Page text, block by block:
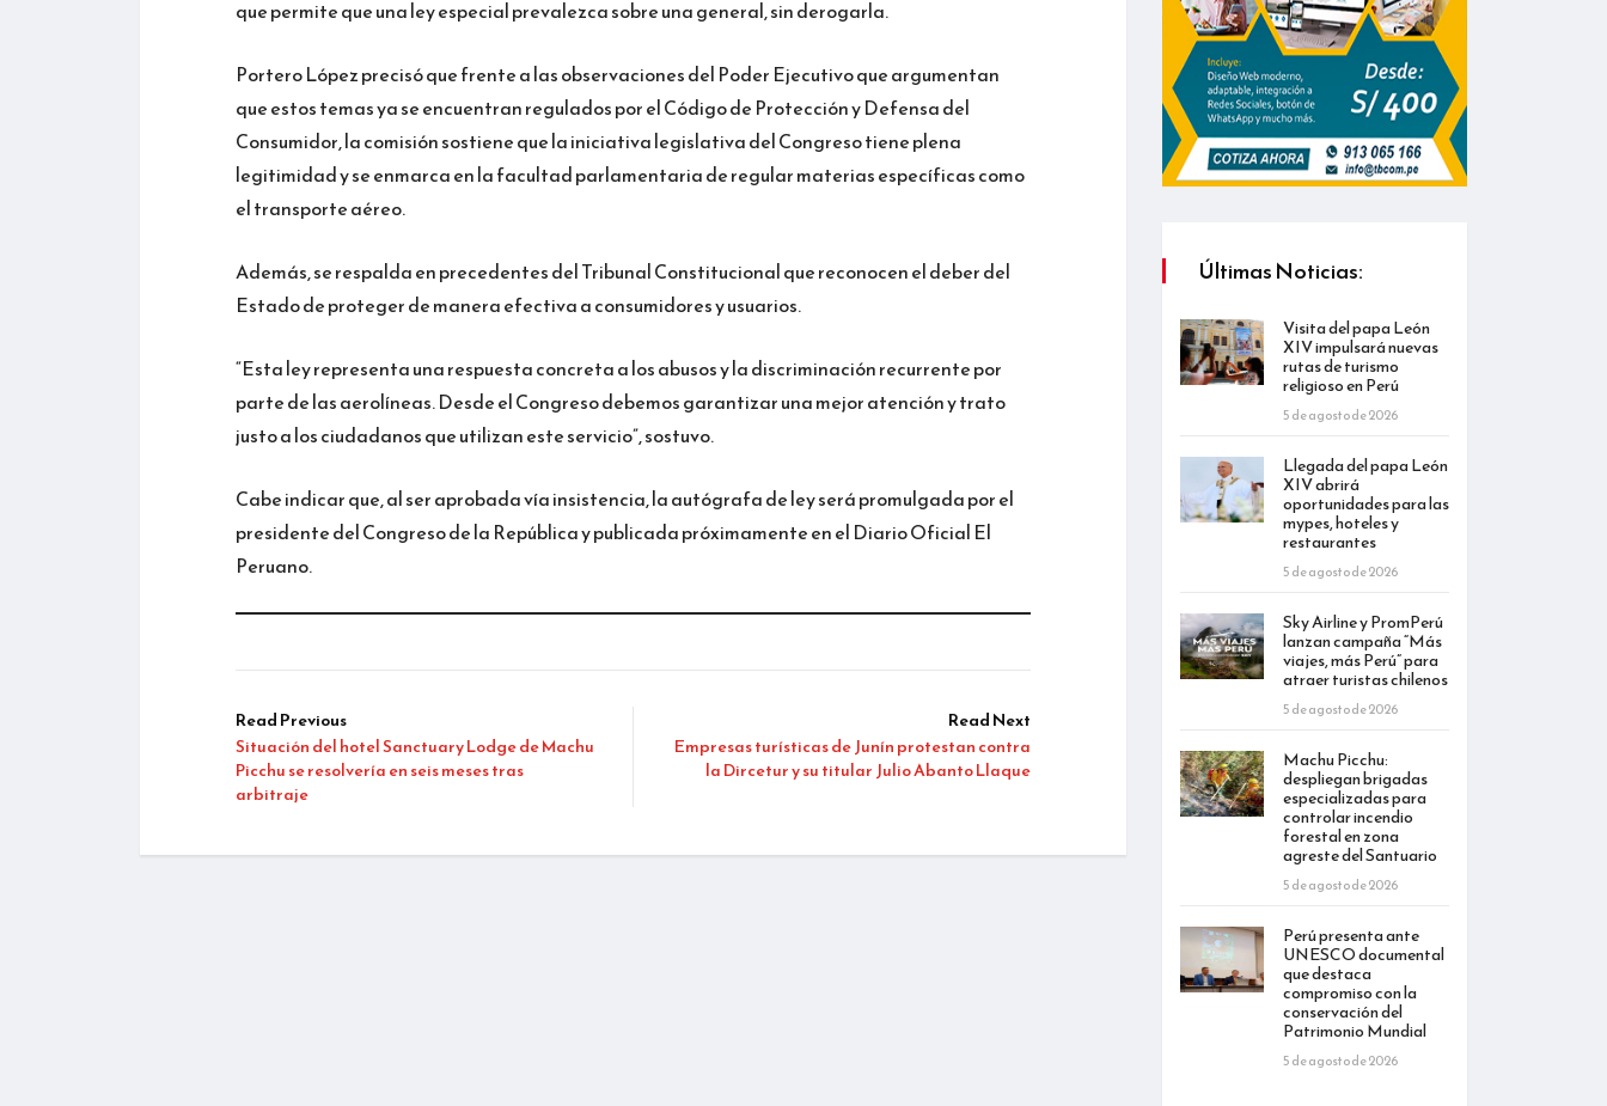
que permite que una ley especial prevalezca sobre una general, sin derogarla.
Portero López precisó que frente a las observaciones del Poder Ejecutivo que argumentan
que estos temas ya se encuentran regulados por el Código de Protección y Defensa del
Consumidor, la comisión sostiene que la iniciativa legislativa del Congreso tiene plena
legitimidad y se enmarca en la facultad parlamentaria de regular materias específicas como
el transporte aéreo.
Además, se respalda en precedentes del Tribunal Constitucional que reconocen el deber del
Estado de proteger de manera efectiva a consumidores y usuarios.
“Esta ley representa una respuesta concreta a los abusos y la discriminación recurrente por
parte de las aerolíneas. Desde el Congreso debemos garantizar una mejor atención y trato
justo a los ciudadanos que utilizan este servicio”, sostuvo.
Cabe indicar que, al ser aprobada vía insistencia, la autógrafa de ley será promulgada por el
presidente del Congreso de la República y publicada próximamente en el Diario Oficial El
Peruano.
Read Previous
Situación del hotel Sanctuary Lodge de Machu
Picchu se resolvería en seis meses tras
arbitraje
Read Next
Empresas turísticas de Junín protestan contra
la Dircetur y su titular Julio Abanto Llaque
Últimas Noticias:
Visita del papa León
XIV impulsará nuevas
rutas de turismo
religioso en Perú
5 de agosto de 2026
Llegada del papa León
XIV abrirá
oportunidades para las
mypes, hoteles y
restaurantes
5 de agosto de 2026
Sky Airline y PromPerú
lanzan campaña “Más
viajes, más Perú” para
atraer turistas chilenos
5 de agosto de 2026
Machu Picchu:
despliegan brigadas
especializadas para
controlar incendio
forestal en zona
agreste del Santuario
5 de agosto de 2026
Perú presenta ante
UNESCO documental
que destaca
compromiso con la
conservación del
Patrimonio Mundial
5 de agosto de 2026